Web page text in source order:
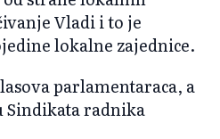
Vladi i to je
lokalne zajednice.
parlamentaraca, a
radnika